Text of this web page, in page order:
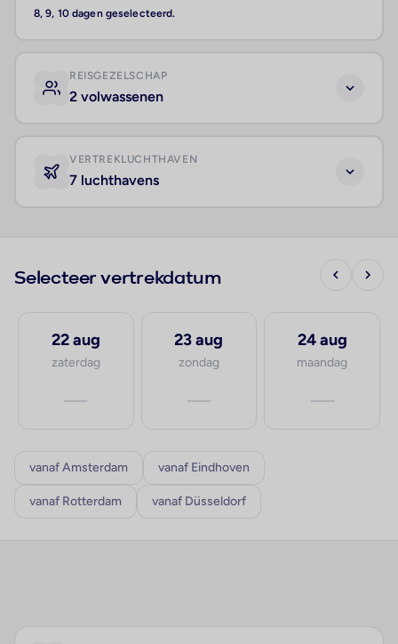
8, 9, 10 dagen geselecteerd.
REISGEZELSCHAP
2 volwassenen
VERTREKLUCHTHAVEN
7 luchthavens
Selecteer vertrekdatum
22 aug
zaterdag
—
23 aug
zondag
—
24 aug
maandag
—
vanaf Amsterdam vanaf Eindhoven
vanaf Rotterdam vanaf Düsseldorf